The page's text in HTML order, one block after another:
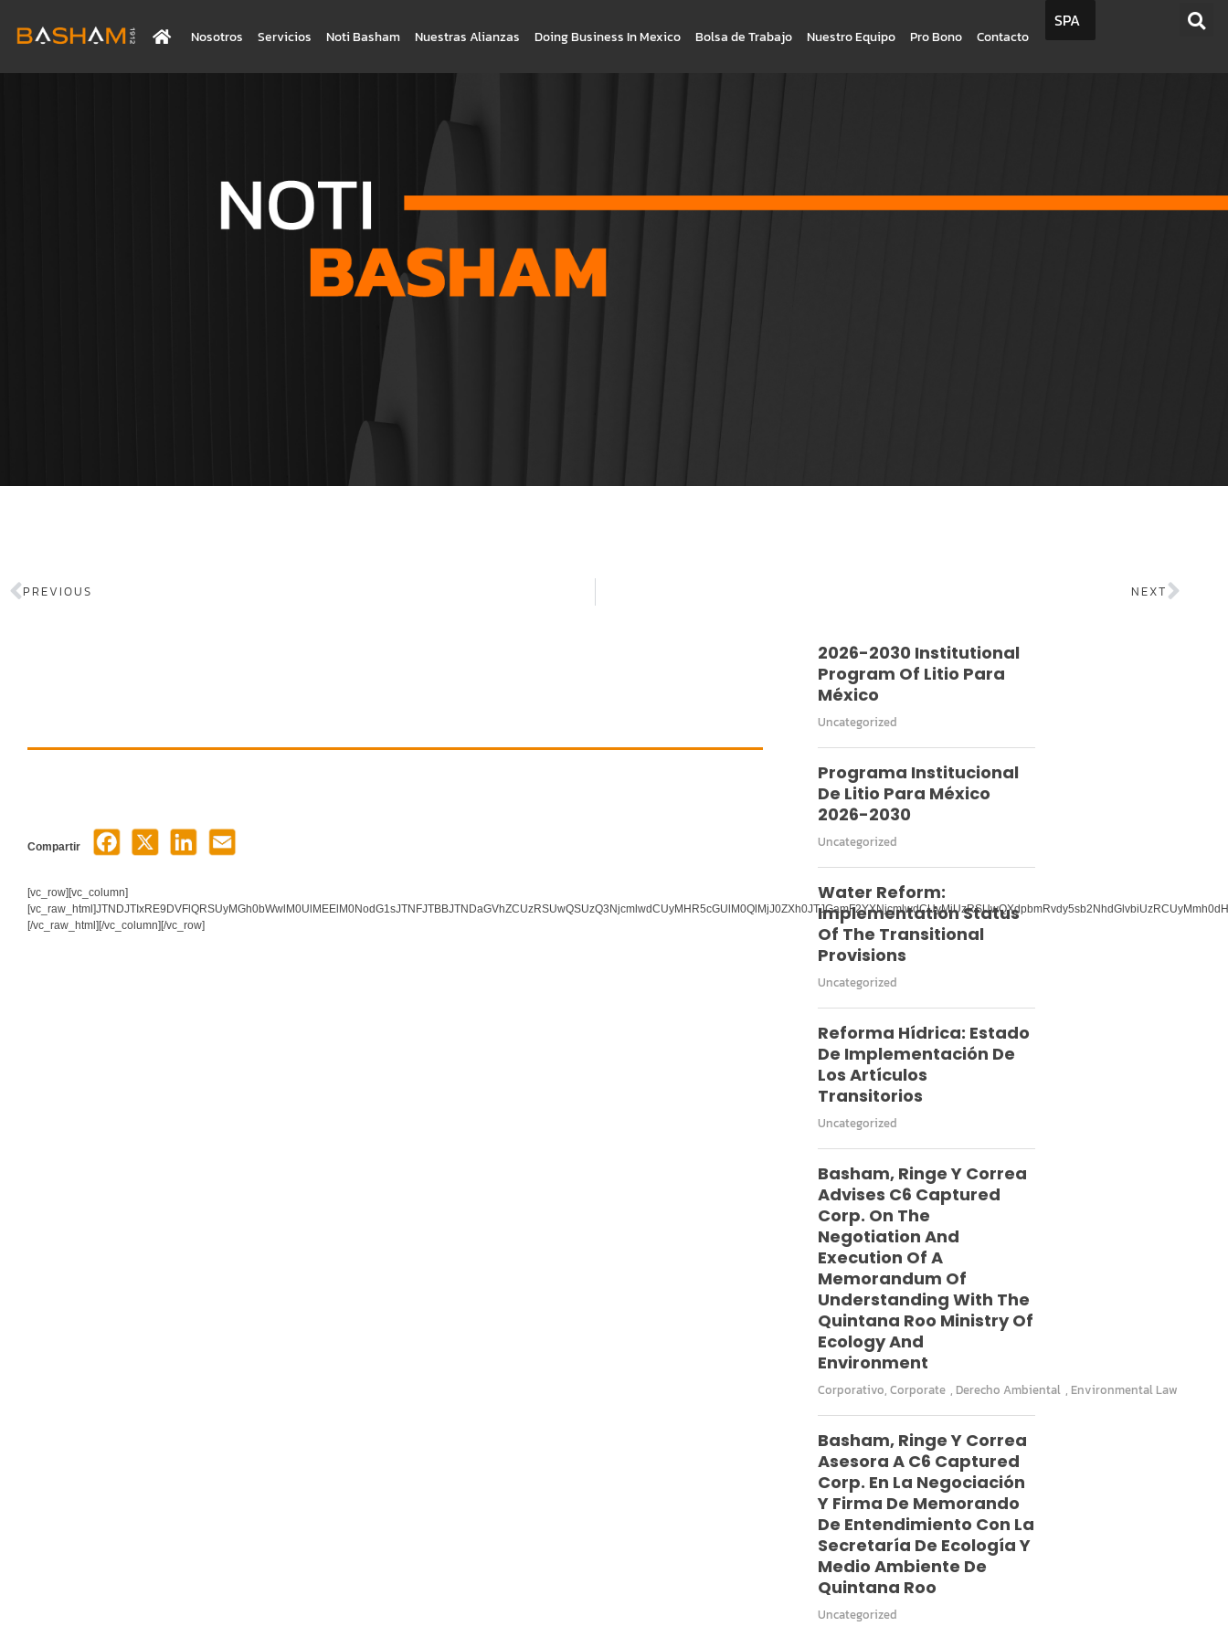
Nosotros Servicios Noti Basham Nuestras Alianzas Doing Business In Mexico Bolsa de Trabajo Nuestro Equipo Pro Bono Contacto
SPA
PREVIOUS NEXT
Compartir
[vc_row][vc_column]
[/vc_raw_html][/vc_column][/vc_row]
2026-2030 Institutional
Program Of Litio Para
México
Uncategorized
Programa Institucional
De Litio Para México
2026-2030
Uncategorized
Water Reform:
Implementation Status
Of The Transitional
Provisions
Uncategorized
Reforma Hídrica: Estado
De Implementación De
Los Artículos
Transitorios
Uncategorized
Basham, Ringe Y Correa
Advises C6 Captured
Corp. On The
Negotiation And
Execution Of A
Memorandum Of
Understanding With The
Quintana Roo Ministry Of
Ecology And
Environment
Corporativo, Corporate , Derecho Ambiental , Environmental Law
Basham, Ringe Y Correa
Asesora A C6 Captured
Corp. En La Negociación
Y Firma De Memorando
De Entendimiento Con La
Secretaría De Ecología Y
Medio Ambiente De
Quintana Roo
Uncategorized